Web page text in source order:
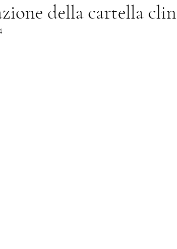
della cartella